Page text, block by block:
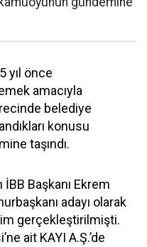
yıl önce
amacıyla
belediye
konusu
taşındı.
Başkanı Ekrem
adayı olarak
gerçekleştirilmişti.
ait KAYI A.Ş.’de